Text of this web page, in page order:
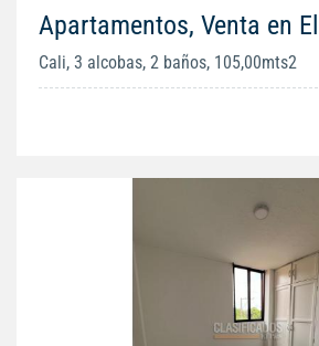
Apartamentos, Venta en
Cali, 3 alcobas, 2 baños, 105,00mts2